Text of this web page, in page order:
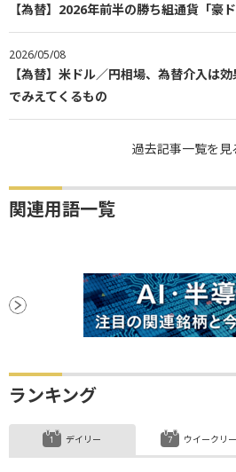
【為替】2026年前半の勝ち組通貨「豪
2026/05/08
【為替】米ドル／円相場、為替介入は
でみえてくるもの
過去記事一覧を見
関連用語一覧
ランキング
デイリー ウイークリー